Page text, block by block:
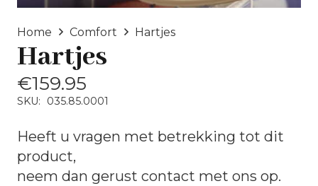
Home Comfort Hartjes
Hartjes
€159.95
SKU: 035.85.0001
Heeft u vragen met betrekking tot dit
product,
neem dan gerust contact met ons op.